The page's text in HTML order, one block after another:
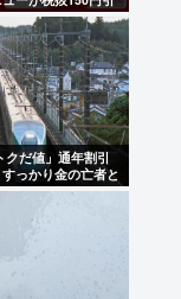
クだ値」通年割引
っかり金の亡者と